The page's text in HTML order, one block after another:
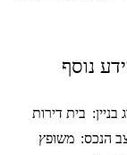
נוסף
בניין: בית דירות
הנכס: משופץ